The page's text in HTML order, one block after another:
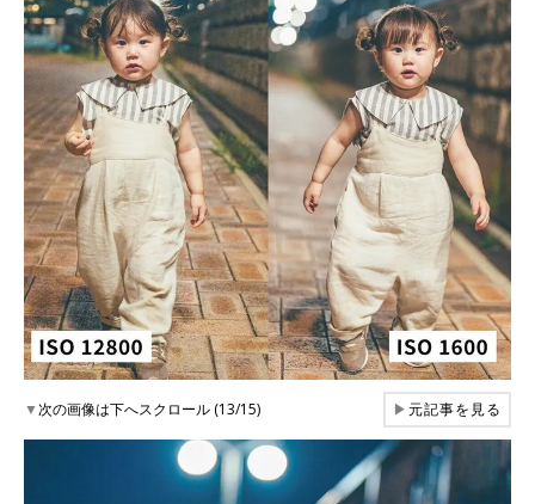
▼次の画像は下へスクロール (13/15) ▶元記事を見る